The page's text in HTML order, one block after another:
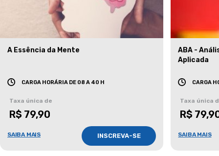
A Essência da Mente
CARGA HORÁRIA DE 08 A 40 H
Taxa única de
R$ 79,90
SAIBA MAIS INSCREVA-SE
ABA -
Aplicada
CARGA
Taxa única
R$
SAIBA MAIS